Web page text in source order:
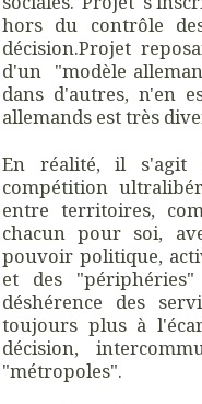
hors du contrôle
décision.Projet
d'un "modèle
dans d'autres, n'en
allemands est très
En réalité, il s'agit
compétition
entre territoires,
chacun pour soi,
pouvoir politique,
et des
déshérence des
toujours plus à
décision,
"métropoles".